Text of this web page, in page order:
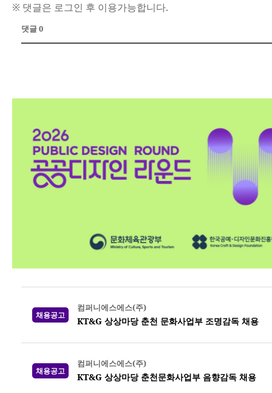
※ 댓글은 로그인 후 이용가능합니다.
댓글 0
채용공고
컴퍼니에스에스(주)
KT&G 상상마당 춘천 문화사업부 조명감독 채용
채용공고
컴퍼니에스에스(주)
KT&G 상상마당 춘천문화사업부 음향감독 채용